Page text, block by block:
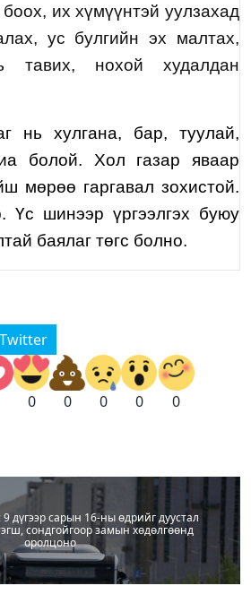
боох, их хүмүүнтэй уулзахад
ус булгийн эх малтах,
тавих, нохой худалдан
нь хулгана, бар, туулай,
болой. Хол газар яваар
мөрөө гаргавал зохистой.
Үс шинээр үргээлгэх буюу
баялаг төгс болно.
Twitter
0 0 0 0 0
дүгээр сарын 16-ны өдрийг дуустал
сондгойгоор замын хөдөлгөөнд
оролцоно